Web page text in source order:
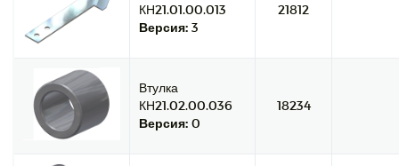
КН21.01.00.013
Версия: 3
21812
Втулка
КН21.02.00.036
Версия: 0
18234